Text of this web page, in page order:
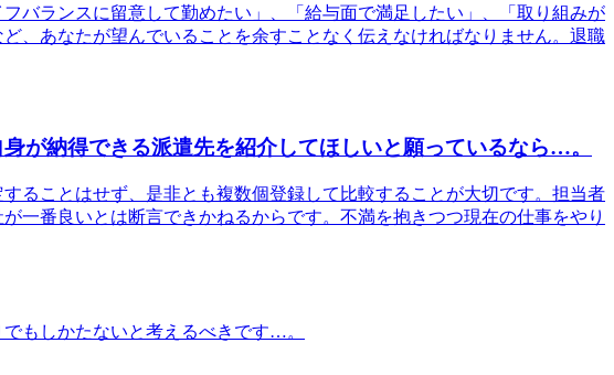
バランスに留意して勤めたい」、「給与面で満足したい」、「取り組みが
、あなたが望んでいることを余すことなく伝えなければなりません。退職
が納得できる派遣先を紹介してほしいと願っているなら…。
ることはせず、是非とも複数個登録して比較することが大切です。担当者
一番良いとは断言できかねるからです。不満を抱きつつ現在の仕事をやり
もしかたないと考えるべきです…。